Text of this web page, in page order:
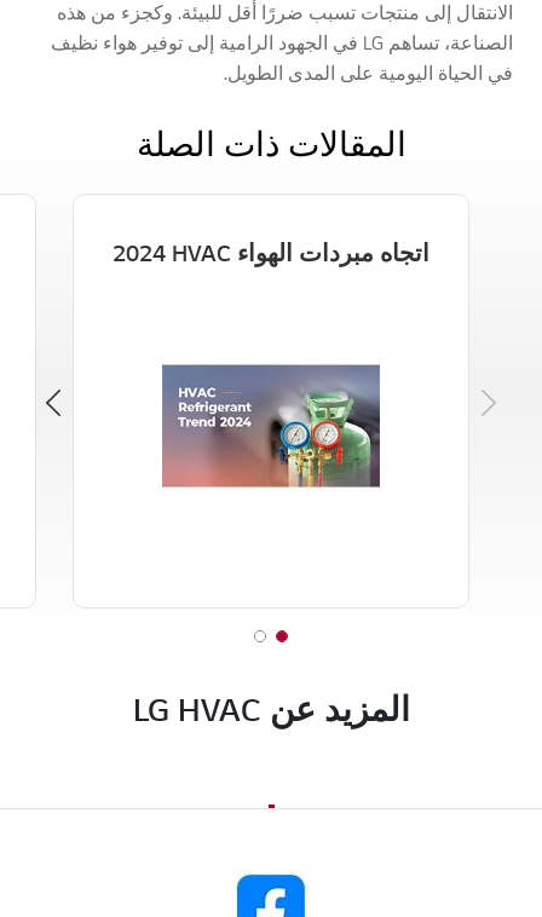
الانتقال إلى منتجات تسبب ضررًا أقل للبيئة. وكجزء من هذه
الصناعة، تساهم LG في الجهود الرامية إلى توفير هواء نظيف
في الحياة اليومية على المدى الطويل.
المقالات ذات الصلة
اتجاه مبردات الهواء HVAC‏ 2024
Next
1
2
2
f
2 المزيد عن LG HVAC